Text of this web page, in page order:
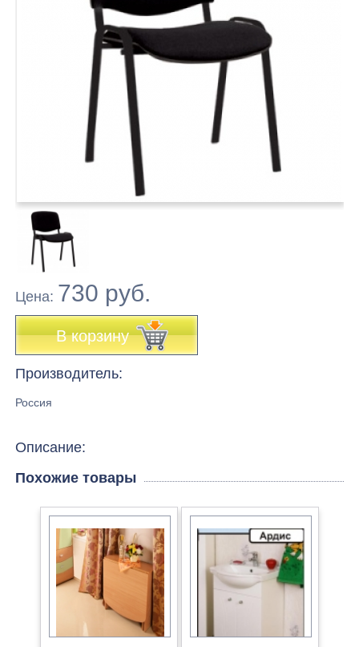
Цена: 730 руб.
В корзину
Производитель:
Россия
Описание:
Похожие товары